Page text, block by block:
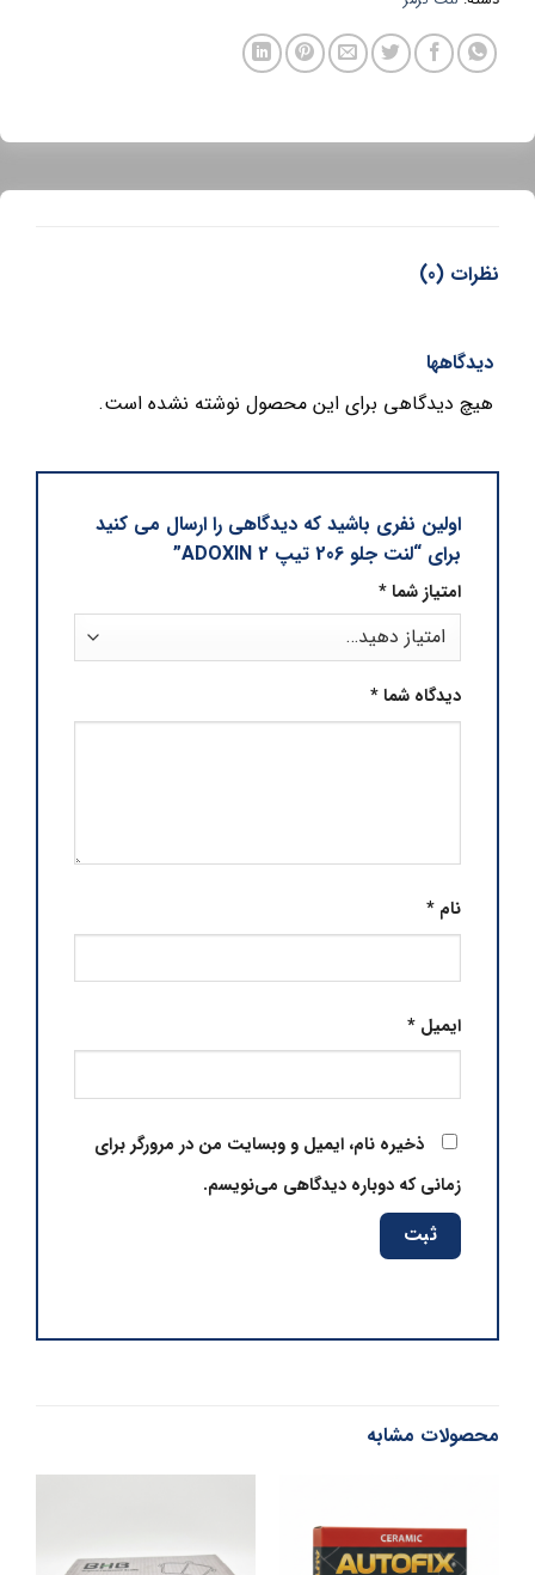
نظرات (0)
دیدگاهها
هیچ دیدگاهی برای این محصول نوشته نشده است.
اولین نفری باشید که دیدگاهی را ارسال می کنید
برای “لنت جلو 206 تیپ 2 ADOXIN”
امتیاز شما*
دیدگاه شما*
نام*
ایمیل*
ذخیره نام، ایمیل و وبسایت من در مرورگر برای
زمانی که دوباره دیدگاهی می‌نویسم.
محصولات مشابه